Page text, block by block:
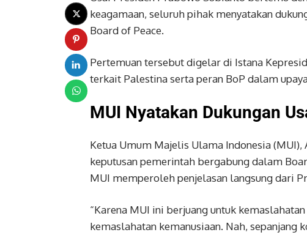
keagamaan, seluruh pihak menyatakan
Board of Peace.
Pertemuan tersebut digelar di Istana
terkait Palestina serta peran BoP dalam
MUI Nyatakan Dukungan
Ketua Umum Majelis Ulama Indonesia
keputusan pemerintah bergabung dalam
MUI memperoleh penjelasan langsung dari
“Karena MUI ini berjuang untuk
kemaslahatan kemanusiaan. Nah,